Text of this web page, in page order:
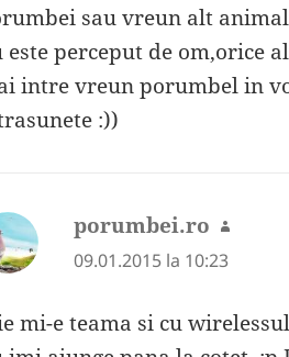
sau vreun alt
este perceput de om,orice
intre vreun porumbel in
:))
porumbei.ro spune:
09.01.2015 la 10:23
mi-e teama si cu